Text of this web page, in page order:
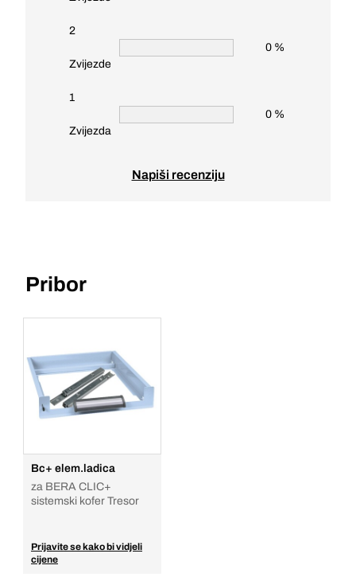
2
Zvijezde
0 %
1
Zvijezda
0 %
Napiši recenziju
Pribor
Bc+ elem.ladica
za BERA CLIC+
sistemski kofer Tresor
Prijavite se kako bi vidjeli
cijene